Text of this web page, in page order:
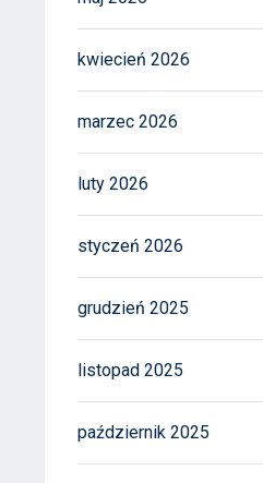
kwiecień 2026
marzec 2026
luty 2026
styczeń 2026
grudzień 2025
listopad 2025
październik 2025